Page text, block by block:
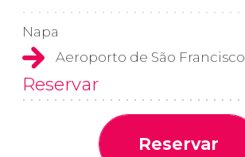
Napa
Aeroporto de São Francisco
Reservar
Reservar